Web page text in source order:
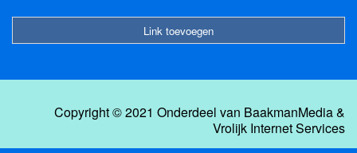
Link toevoegen
Copyright © 2021 Onderdeel van BaakmanMedia&
Vrolijk Internet Services